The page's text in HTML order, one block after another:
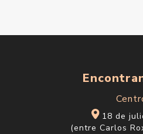
18 de
(entre Carlos